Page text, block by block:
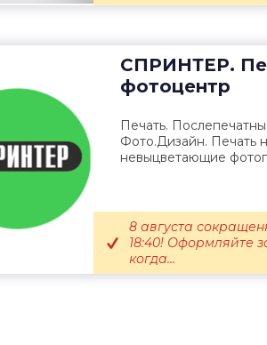
СПРИНТЕР.
фотоцентр
Печать.
Фото.Дизайн. Печать
невыцветающие
8 августа
18:40! Оформляйте
когда...